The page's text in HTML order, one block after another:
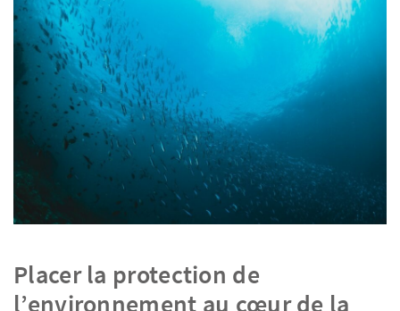
Placer la protection de
l’environnement au cœur de la